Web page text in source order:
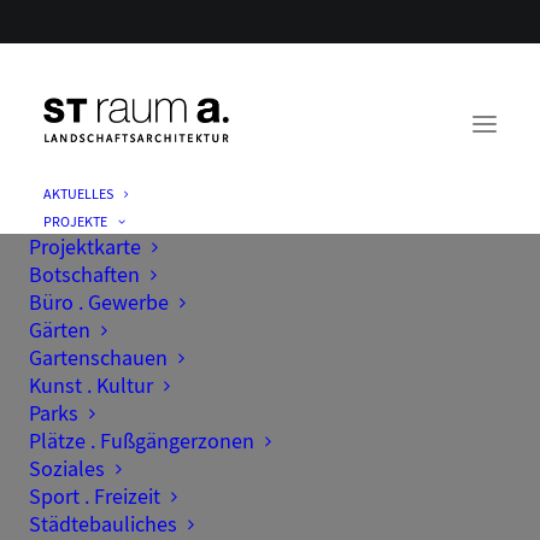
AKTUELLES
PROJEKTE
Projektkarte
Botschaften
Büro . Gewerbe
Gärten
Gartenschauen
Kunst . Kultur
Parks
Plätze . Fußgängerzonen
Soziales
Sport . Freizeit
Städtebauliches